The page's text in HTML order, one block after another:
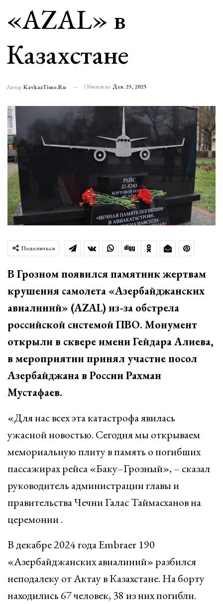
«AZAL» в
Казахстане
Автор KavkazTime.ru Обновлено Дек 25, 2025
Поделиться
В Грозном появился памятник жертвам
крушения самолета «Азербайджанских
авиалиний» (AZAL) из-за обстрела
российской системой ПВО. Монумент
открыли в сквере имени Гейдара Алиева,
в мероприятии принял участие посол
Азербайджана в России Рахман
Мустафаев.
«Для нас всех эта катастрофа явилась
ужасной новостью. Сегодня мы открываем
мемориальную плиту в память о погибших
пассажирах рейса «Баку–Грозный», – сказал
руководитель администрации главы и
правительства Чечни Галас Таймасханов на
церемонии .
В декабре 2024 года Embraer 190
«Азербайджанских авиалиний» разбился
неподалеку от Актау в Казахстане. На борту
находились 67 человек, 38 из них погибли.